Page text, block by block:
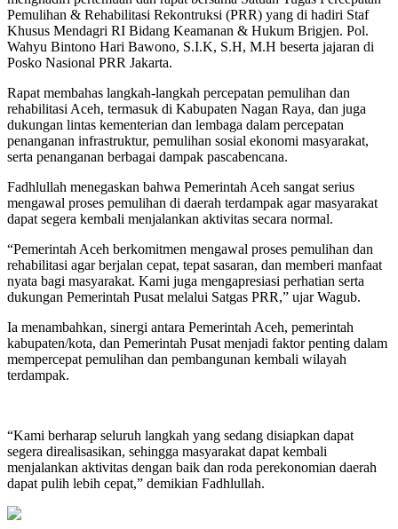
Pemulihan & Rehabilitasi Rekontruksi (PRR) yang di hadiri Staf
Khusus Mendagri RI Bidang Keamanan & Hukum Brigjen. Pol.
Wahyu Bintono Hari Bawono, S.I.K, S.H, M.H beserta jajaran di
Posko Nasional PRR Jakarta.
Rapat membahas langkah-langkah percepatan pemulihan dan
rehabilitasi Aceh, termasuk di Kabupaten Nagan Raya, dan juga
dukungan lintas kementerian dan lembaga dalam percepatan
penanganan infrastruktur, pemulihan sosial ekonomi masyarakat,
serta penanganan berbagai dampak pascabencana.
Fadhlullah menegaskan bahwa Pemerintah Aceh sangat serius
mengawal proses pemulihan di daerah terdampak agar masyarakat
dapat segera kembali menjalankan aktivitas secara normal.
“Pemerintah Aceh berkomitmen mengawal proses pemulihan dan
rehabilitasi agar berjalan cepat, tepat sasaran, dan memberi manfaat
nyata bagi masyarakat. Kami juga mengapresiasi perhatian serta
dukungan Pemerintah Pusat melalui Satgas PRR,” ujar Wagub.
Ia menambahkan, sinergi antara Pemerintah Aceh, pemerintah
kabupaten/kota, dan Pemerintah Pusat menjadi faktor penting dalam
mempercepat pemulihan dan pembangunan kembali wilayah
terdampak.
“Kami berharap seluruh langkah yang sedang disiapkan dapat
segera direalisasikan, sehingga masyarakat dapat kembali
menjalankan aktivitas dengan baik dan roda perekonomian daerah
dapat pulih lebih cepat,” demikian Fadhlullah.